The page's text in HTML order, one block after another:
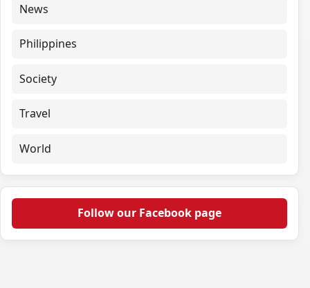
News
Philippines
Society
Travel
World
Follow our Facebook page